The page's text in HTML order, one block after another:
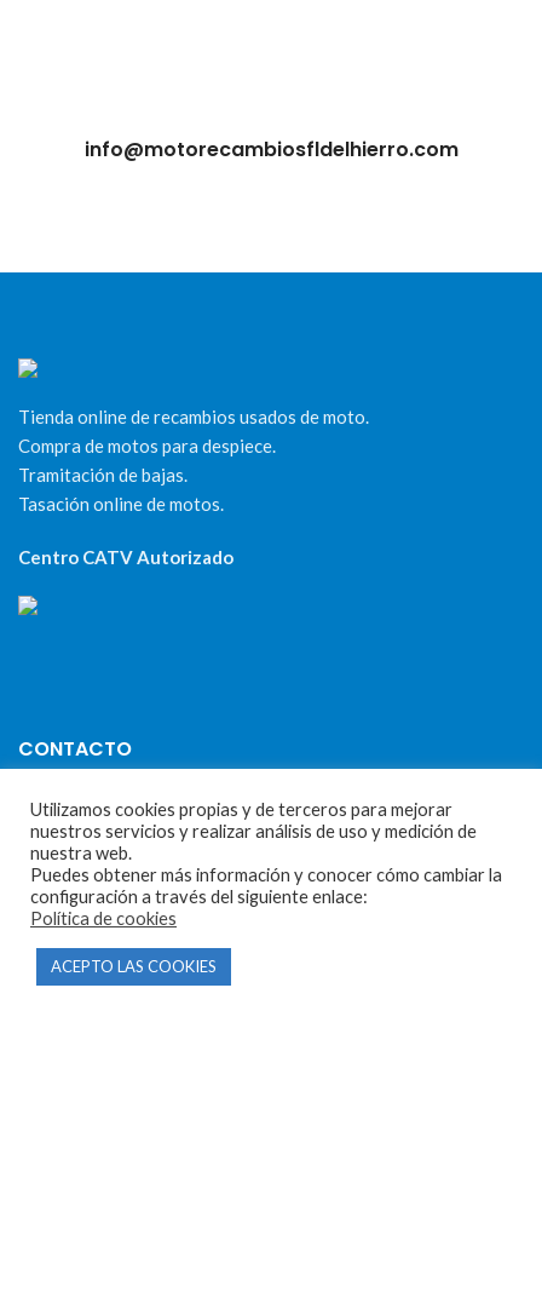
info@motorecambiosfldelhierro.com
Tienda online de recambios usados de moto.
Compra de motos para despiece.
Tramitación de bajas.
Tasación online de motos.
Centro CATV Autorizado
CONTACTO
Parque Empresarial Las Condas , Nave 1
05440 Piedralaves-Ávila
603 57 44 50
info@motorecambiosfldelhierro.com
Síguenos en Facebook
Utilizamos cookies propias y de terceros para mejorar
nuestros servicios y realizar análisis de uso y medición de
nuestra web.
Puedes obtener más información y conocer cómo cambiar la
configuración a través del siguiente enlace:
Política de cookies
ACEPTO LAS COOKIES